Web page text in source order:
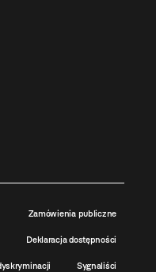
Zamówienia publiczne
Deklaracja dostępności
Sygnaliści